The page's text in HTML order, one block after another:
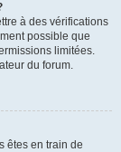
à des vérifications
possible que
limitées.
du forum.
êtes en train de